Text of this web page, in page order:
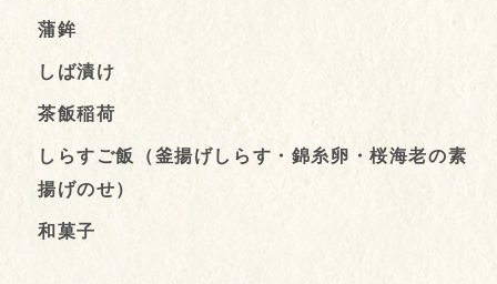
蒲鉾
しば漬け
茶飯稲荷
しらすご飯（釜揚げしらす・錦糸卵・桜海老の素
揚げのせ）
和菓子